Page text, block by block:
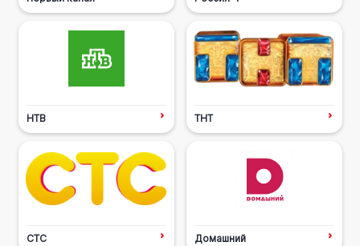
НТВ ТНТ
СТС Домашний